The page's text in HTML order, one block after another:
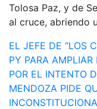
Tolosa Paz, y de
al cruce, abriendo
de
entradas
EL JEFE DE “LOS
PY PARA
POR EL INTENTO
MENDOZA PIDE